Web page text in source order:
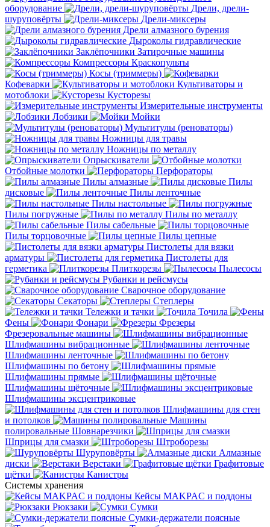
оборудование
Дрели, дрели-
шуруповёрты
Дрели-миксеры
Дрели алмазного бурения
Дыроколы гидравлические
Заклёпочники Затирочные машины
Компрессоры Краскопульты
Косы (триммеры)
Кофеварки
Культиваторы и
мотоблоки
Кусторезы
Измерительные инструменты
Лобзики
Мойки
Мультитулы (реноваторы)
Ножницы для травы
Ножницы по металлу
Опрыскиватели
Отбойные молотки
Перфораторы
Пилы алмазные
Пилы
дисковые
Пилы ленточные
Пилы настольные
Пилы погружные
Пилы по металлу
Пилы сабельные
Пилы торцовочные
Пилы цепные
Пистолеты для вязки
арматуры
Пистолеты для
герметика
Плиткорезы
Пылесосы
Рубанки и рейсмусы
Сварочное оборудование
Секаторы
Степлеры
Тележки и тачки
Точила
Фены
Фонари
Фрезеры
Фрезеровальные машины
Шлифмашины вибрационные
Шлифмашины ленточные
Шлифмашины по бетону
Шлифмашины прямые
Шлифмашины щёточные
Шлифмашины эксцентриковые
Шлифмашины для стен
и потолков
Машины
полировальные Шовнарезчики
Шприцы для смазки
Штроборезы
Шуруповёрты
Алмазные
диски
Верстаки
Графитовые
щётки
Канистры
Системы хранения
Кейсы MAKPAC и поддоны
Рюкзаки
Сумки
Сумки-держатели поясные